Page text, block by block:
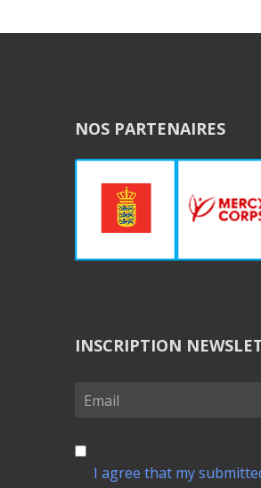
NOS PARTENAIRES
INSCRIPTION
I agree that my